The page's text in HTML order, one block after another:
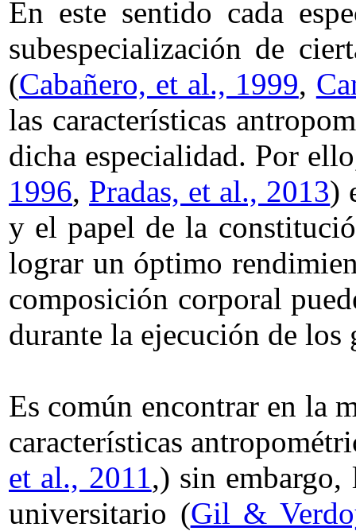
En este sentido cada
subespecialización de
(Cabañero, et al., 1999,
las características
dicha especialidad. Por
1996, Pradas, et al., 2013)
y el papel de la
lograr un óptimo
composición corporal
durante la ejecución de los
Es común encontrar en la
características
et al., 2011,) sin
universitario (Gil &